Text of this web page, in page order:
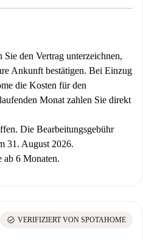
den Vertrag unterzeichnen,
Ankunft bestätigen. Bei Einzug
die Kosten für den
Monat zahlen Sie direkt
Die Bearbeitungsgebühr
31. August 2026.
ab 6 Monaten.
check_circle VERIFIZIERT VON SPOTAHOME